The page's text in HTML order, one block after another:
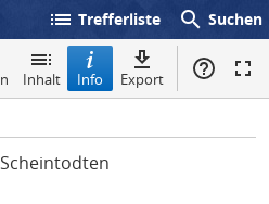
list Trefferliste search Suchen
Inhalt Info Export